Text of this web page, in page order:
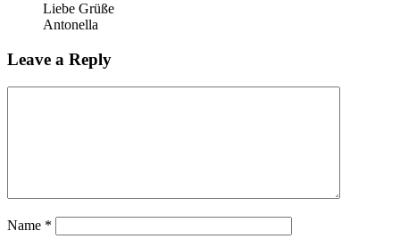
Liebe Grüße
Antonella
Leave a Reply
Name *